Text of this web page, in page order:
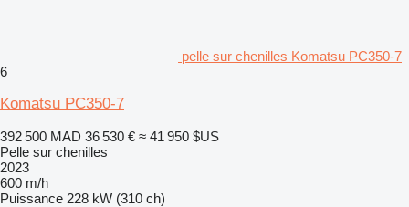
pelle sur chenilles Komatsu PC350-7
6
Komatsu PC350-7
392 500 MAD 36 530 € ≈ 41 950 $US
Pelle sur chenilles
2023
600 m/h
Puissance 228 kW (310 ch)